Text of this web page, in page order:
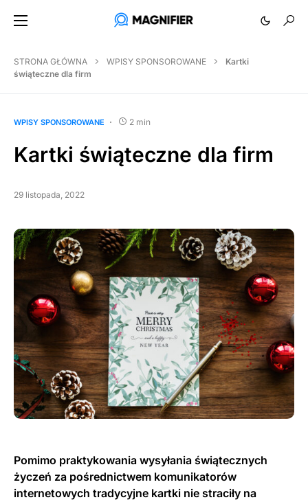
STRONA GŁÓWNA WPISY SPONSOROWANE
Kartki
świąteczne dla firm
WPISY SPONSOROWANE 2 min
Kartki świąteczne dla firm
29 listopada, 2022
Pomimo praktykowania wysyłania świątecznych
życzeń za pośrednictwem komunikatorów
internetowych tradycyjne kartki nie straciły na